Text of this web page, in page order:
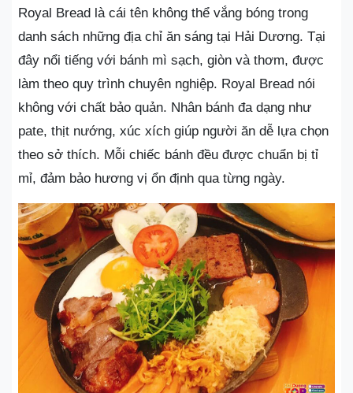
Royal Bread là cái tên không thể vắng bóng trong
danh sách những địa chỉ ăn sáng tại Hải Dương. Tại
đây nổi tiếng với bánh mì sạch, giòn và thơm, được
làm theo quy trình chuyên nghiệp. Royal Bread nói
không với chất bảo quản. Nhân bánh đa dạng như
pate, thịt nướng, xúc xích giúp người ăn dễ lựa chọn
theo sở thích. Mỗi chiếc bánh đều được chuẩn bị tỉ
mỉ, đảm bảo hương vị ổn định qua từng ngày.